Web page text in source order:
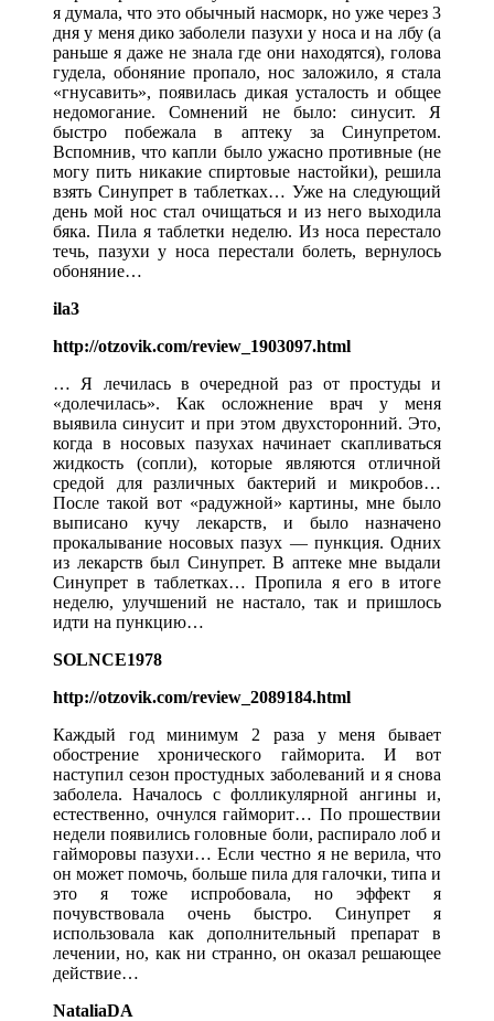
я думала, что это обычный насморк, но уже через 3
дня у меня дико заболели пазухи у носа и на лбу (а
раньше я даже не знала где они находятся), голова
гудела, обоняние пропало, нос заложило, я стала
«гнусавить», появилась дикая усталость и общее
недомогание. Сомнений не было: синусит. Я
быстро побежала в аптеку за Синупретом.
Вспомнив, что капли было ужасно противные (не
могу пить никакие спиртовые настойки), решила
взять Синупрет в таблетках… Уже на следующий
день мой нос стал очищаться и из него выходила
бяка. Пила я таблетки неделю. Из носа перестало
течь, пазухи у носа перестали болеть, вернулось
обоняние…
ila3
http://otzovik.com/review_1903097.html
… Я лечилась в очередной раз от простуды и
«долечилась». Как осложнение врач у меня
выявила синусит и при этом двухсторонний. Это,
когда в носовых пазухах начинает скапливаться
жидкость (сопли), которые являются отличной
средой для различных бактерий и микробов…
После такой вот «радужной» картины, мне было
выписано кучу лекарств, и было назначено
прокалывание носовых пазух — пункция. Одних
из лекарств был Синупрет. В аптеке мне выдали
Синупрет в таблетках… Пропила я его в итоге
неделю, улучшений не настало, так и пришлось
идти на пункцию…
SOLNCE1978
http://otzovik.com/review_2089184.html
Каждый год минимум 2 раза у меня бывает
обострение хронического гайморита. И вот
наступил сезон простудных заболеваний и я снова
заболела. Началось с фолликулярной ангины и,
естественно, очнулся гайморит… По прошествии
недели появились головные боли, распирало лоб и
гайморовы пазухи… Если честно я не верила, что
он может помочь, больше пила для галочки, типа и
это я тоже испробовала, но эффект я
почувствовала очень быстро. Синупрет я
использовала как дополнительный препарат в
лечении, но, как ни странно, он оказал решающее
действие…
NataliaDA